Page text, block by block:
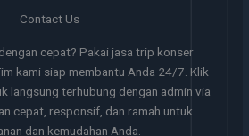
Contact Us
cepat? Pakai jasa trip konser
kami siap membantu Anda 24/7. Klik
langsung terhubung dengan admin via
cepat, responsif, dan ramah untuk
dan kemudahan Anda.